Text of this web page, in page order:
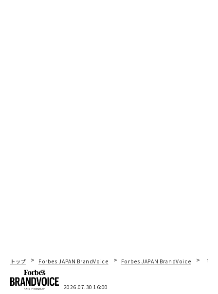
トップ Forbes JAPAN BrandVoice Forbes JAPAN BrandVoice 「
2026.07.30 16:00